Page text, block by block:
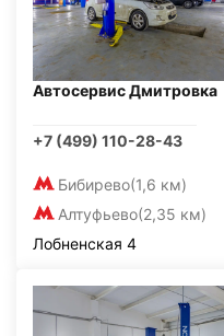
Автосервис Дмитровка
+7 (499) 110-28-43
Бибирево(1,6 км)
Алтуфьево(2,35 км)
Лобненская 4